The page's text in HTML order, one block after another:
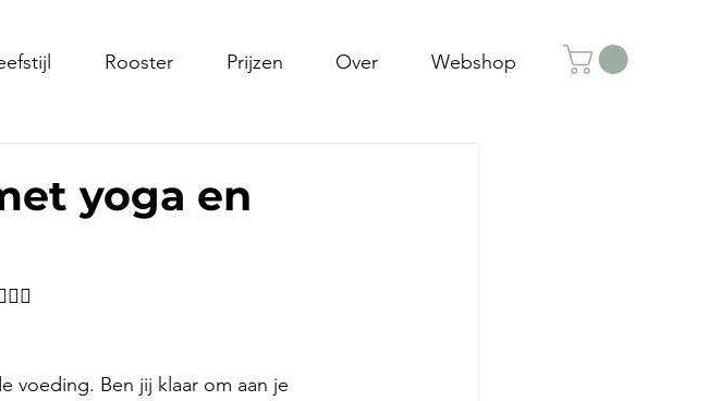
Rooster Prijzen Over Webshop
yoga en
voeding. Ben jij klaar om aan je